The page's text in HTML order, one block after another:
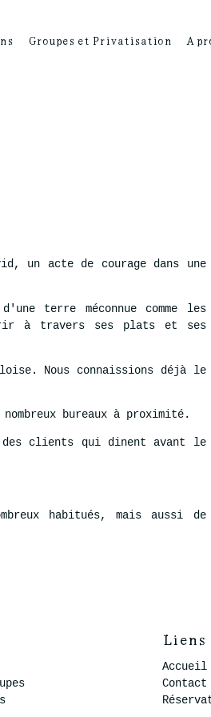
Groupes et Privatisation A
un acte de courage dans une
terre méconnue comme les
à travers ses plats et ses
Nous connaissions déjà le
bureaux à proximité.
clients qui dinent avant le
habitués, mais aussi de
Accueil
Contact